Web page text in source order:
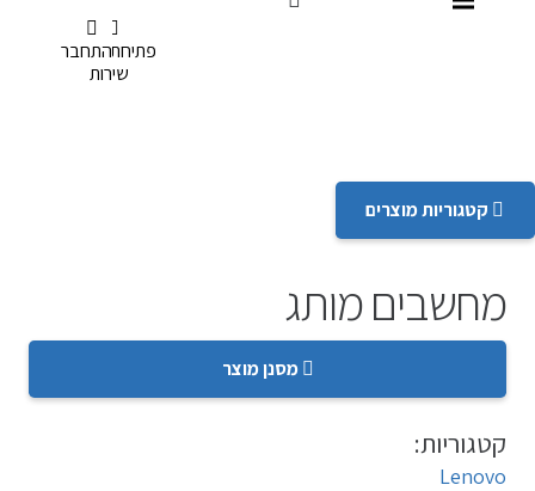
דלג לתפריט הנגישות
תשלום
פתיחת קריאת
שירות
התחבר
קטגוריות מוצרים
קטגוריות:
Lenovo
מחשבים מותג
מסנן מוצר